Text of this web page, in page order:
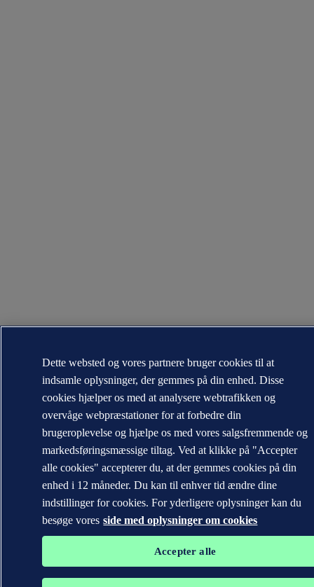
Dette websted og vores partnere bruger cookies til at
indsamle oplysninger, der gemmes på din enhed. Disse
cookies hjælper os med at analysere webtrafikken og
overvåge webpræstationer for at forbedre din
brugeroplevelse og hjælpe os med vores salgsfremmende og
markedsføringsmæssige tiltag. Ved at klikke på "Accepter
alle cookies" accepterer du, at der gemmes cookies på din
enhed i 12 måneder. Du kan til enhver tid ændre dine
indstillinger for cookies. For yderligere oplysninger kan du
besøge vores side med oplysninger om cookies
Accepter alle